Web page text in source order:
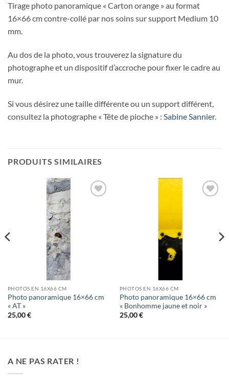
Tirage photo panoramique « Carton orange » au format
16×66 cm contre-collé par nos soins sur support Medium 10
mm.
Au dos de la photo, vous trouverez la signature du
photographe et un dispositif d’accroche pour fixer le cadre au
mur.
Si vous désirez une taille différente ou un support différent,
consultez la photographe « Tête de pioche » : Sabine Sannier.
PRODUITS SIMILAIRES
PHOTOS EN 16X66 CM
Photo panoramique 16×66 cm
« AT »
25,00€
PHOTOS EN 16X66 CM
Photo panoramique 16×66 cm
« Bonhomme jaune et noir »
25,00€
A NE PAS RATER !